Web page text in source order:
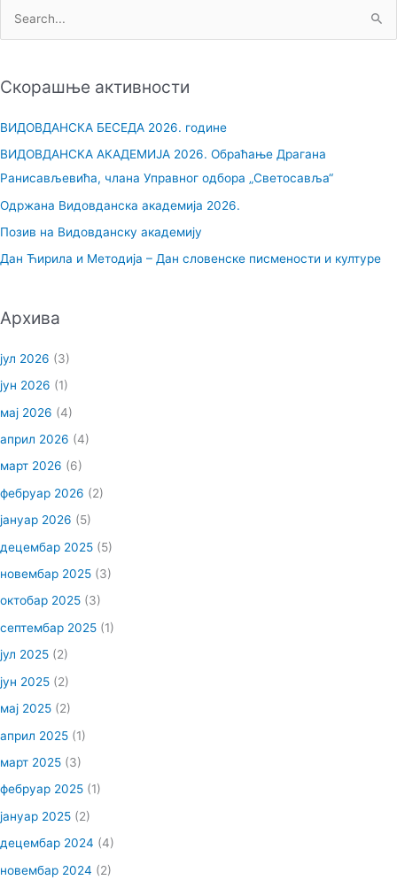
т
з
а
:
Скорашње активности
ВИДОВДАНСКА БЕСЕДА 2026. године
ВИДОВДАНСКА АКАДЕМИЈА 2026. Обраћање Драгана
Ранисављевића, члана Управног одбора „Светосавља“
Одржана Видовданска академија 2026.
Позив на Видовданску академију
Дан Ћирила и Методија – Дан словенске писмености и културе
Архива
јул 2026 (3)
јун 2026 (1)
мај 2026 (4)
април 2026 (4)
март 2026 (6)
фебруар 2026 (2)
јануар 2026 (5)
децембар 2025 (5)
новембар 2025 (3)
октобар 2025 (3)
септембар 2025 (1)
јул 2025 (2)
јун 2025 (2)
мај 2025 (2)
април 2025 (1)
март 2025 (3)
фебруар 2025 (1)
јануар 2025 (2)
децембар 2024 (4)
новембар 2024 (2)